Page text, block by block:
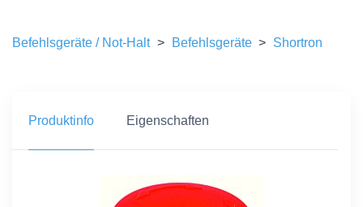
Befehlsgeräte / Not-Halt > Befehlsgeräte > Shortron
Produktinfo Eigenschaften